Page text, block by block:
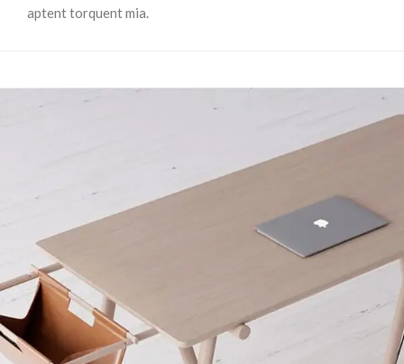
aptent torquent mia.